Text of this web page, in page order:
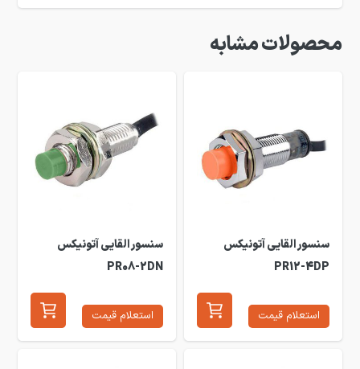
محصولات مشابه
سنسور القایی آتونیکس
PR12-4DP
استعلام قیمت
سنسور القایی آتونیکس
PR08-2DN
استعلام قیمت